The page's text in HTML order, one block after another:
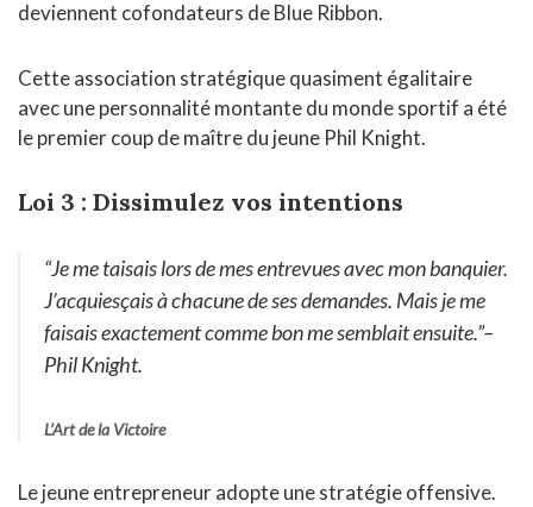
deviennent cofondateurs de Blue Ribbon.
Cette association stratégique quasiment égalitaire
avec une personnalité montante du monde sportif a été
le premier coup de maître du jeune Phil Knight.
Loi 3 : Dissimulez vos intentions
“Je me taisais lors de mes entrevues avec mon banquier.
J’acquiesçais à chacune de ses demandes. Mais je me
faisais exactement comme bon me semblait ensuite.”–
Phil Knight.
L’Art de la Victoire
Le jeune entrepreneur adopte une stratégie offensive.